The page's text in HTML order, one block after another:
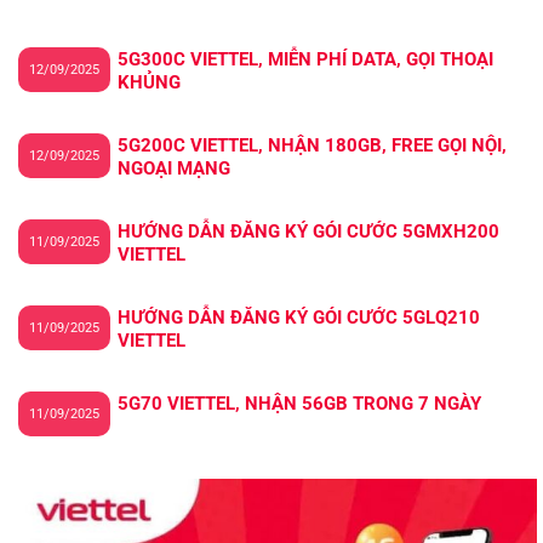
5G300C VIETTEL, MIỄN PHÍ DATA, GỌI THOẠI
KHỦNG
12/09/2025
5G200C VIETTEL, NHẬN 180GB, FREE GỌI NỘI,
NGOẠI MẠNG
12/09/2025
HƯỚNG DẪN ĐĂNG KÝ GÓI CƯỚC 5GMXH200
VIETTEL
11/09/2025
HƯỚNG DẪN ĐĂNG KÝ GÓI CƯỚC 5GLQ210
VIETTEL
11/09/2025
5G70 VIETTEL, NHẬN 56GB TRONG 7 NGÀY
11/09/2025